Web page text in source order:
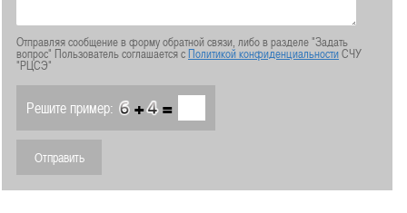
Отправляя сообщение в форму обратной связи, либо в разделе "Задать
вопрос" Пользователь соглашается сПолитикой конфиденциальностиСЧУ
"РЦСЭ"
Решите пример: + =